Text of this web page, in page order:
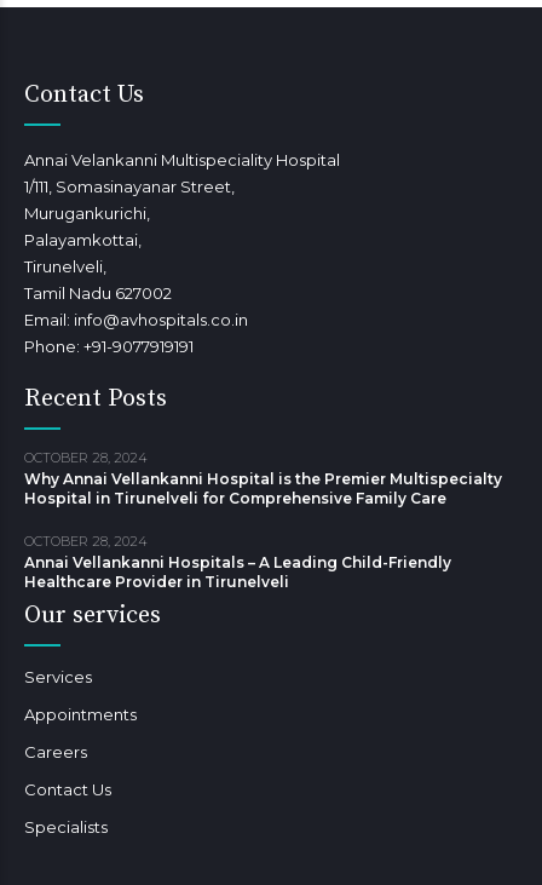
Contact Us
Annai Velankanni Multispeciality Hospital
1/111, Somasinayanar Street,
Murugankurichi,
Palayamkottai,
Tirunelveli,
Tamil Nadu 627002
Email: info@avhospitals.co.in
Phone: +91-9077919191
Recent Posts
OCTOBER 28, 2024
Why Annai Vellankanni Hospital is the Premier Multispecialty
Hospital in Tirunelveli for Comprehensive Family Care
OCTOBER 28, 2024
Annai Vellankanni Hospitals – A Leading Child-Friendly
Healthcare Provider in Tirunelveli
Our services
Services
Appointments
Careers
Contact Us
Specialists